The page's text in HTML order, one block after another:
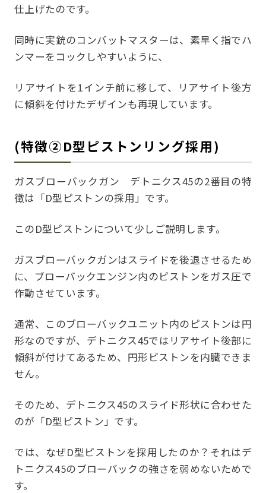
仕上げたのです。
同時に実銃のコンバットマスターは、素早く指でハ
ンマーをコックしやすいように、
リアサイトを1インチ前に移して、リアサイト後方
に傾斜を付けたデザインも再現しています。
(特徴②D型ピストンリング採用)
ガスブローバックガン デトニクス45の2番目の特
徴は「D型ピストンの採用」です。
このD型ピストンについて少しご説明します。
ガスブローバックガンはスライドを後退させるため
に、ブローバックエンジン内のピストンをガス圧で
作動させています。
通常、このブローバックユニット内のピストンは円
形なのですが、デトニクス45ではリアサイト後部に
傾斜が付けてあるため、円形ピストンを内臓できま
せん。
そのため、デトニクス45のスライド形状に合わせた
のが「D型ピストン」です。
では、なぜD型ピストンを採用したのか？それはデ
トニクス45のブローバックの強さを弱めないためで
す。